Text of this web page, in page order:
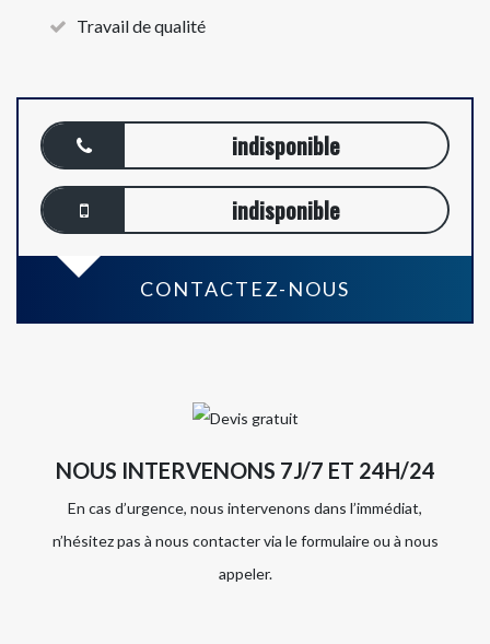
Travail de qualité
indisponible
indisponible
CONTACTEZ-NOUS
NOUS INTERVENONS 7J/7 ET 24H/24
En cas d’urgence, nous intervenons dans l’immédiat,
n’hésitez pas à nous contacter via le formulaire ou à nous
appeler.